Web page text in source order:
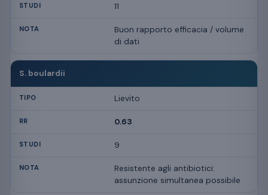
11
Buon rapporto efficacia / volume
di dati
S. boulardii
Lievito
0.63
9
Resistente agli antibiotici:
assunzione simultanea possibile